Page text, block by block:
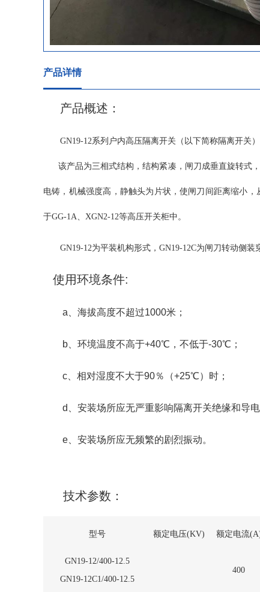
产品详情
产品概述：
GN19-12系列户内高压隔离开关（以下简称隔离开关
该产品为三相式结构，结构紧凑，闸刀成垂直旋转式，
电铸，机械强度高，静触头为片状，使闸刀间距离缩小
于GG-1A、XGN2-12等高压开关柜中。
GN19-12为平装机构形式，GN19-12C为闸刀转动侧装
使用环境条件:
a、海拔高度不超过1000米；
b、环境温度不高于+40℃，不低于-30℃；
c、相对湿度不大于90％（+25℃）时；
d、安装场所应无严重影响隔离开关绝缘和导
e、安装场所应无频繁的剧烈振动。
技术参数：
型号 额定电压(KV) 额定电流
GN19-12/400-12.5
GN19-12C1/400-12.5
400